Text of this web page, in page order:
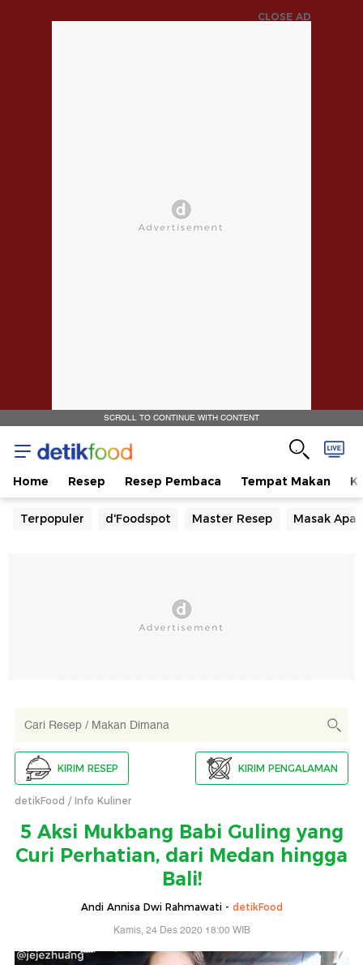
CLOSE AD
SCROLL TO CONTINUE WITH CONTENT
Home Resep Resep Pembaca Tempat Makan
Terpopuler d'Foodspot Master Resep Masak Apa
KIRIM RESEP KIRIM PENGALAMAN
detikFood Info Kuliner
5 Aksi Mukbang Babi Guling yang
Curi Perhatian, dari Medan hingga
Bali!
Andi Annisa Dwi Rahmawati - detikFood
Kamis, 24 Des 2020 18:00 WIB